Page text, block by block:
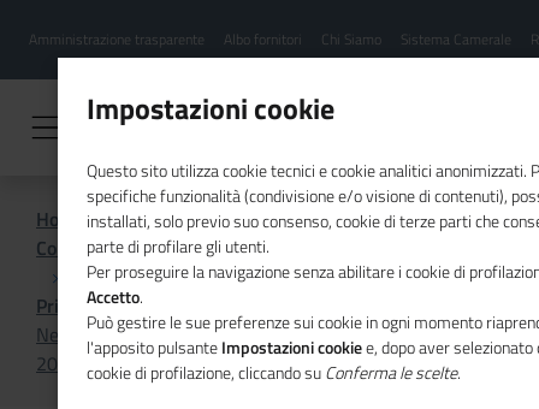
contenuto
Menu
hamburgher
Amministrazione trasparente Albo fornitori Chi Siamo Sistema Camerale
Home
Comunicazione istituzionale per il sistema camerale
Primo Piano
Nel nuovo numero di Mosaico Europa le priorità per il
2020 del Sistema Italia a Bruxelles
Impostazioni cookie
Questo sito utilizza cookie tecnici e cookie analitici anonimizzati.
specifiche funzionalità (condivisione e/o visione di contenuti),
installati, solo previo suo consenso, cookie di terze parti che
parte di profilare gli utenti.
Per proseguire la navigazione senza abilitare i cookie di
Accetto.
Può gestire le sue preferenze sui cookie in ogni momento
l'apposito pulsanteImpostazioni cookiee, dopo aver
cookie di profilazione, cliccando suConferma le scelte.